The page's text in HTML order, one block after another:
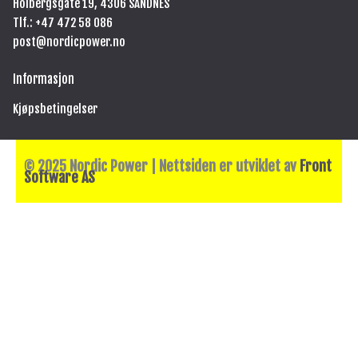
k
a
m
Holbergsgate 19, 4306 SANDNES
Tlf.: +47 472 58 086
post@nordicpower.no
Informasjon
Kjøpsbetingelser
© 2025 Nordic Power | Nettsiden er utviklet av Front
Software AS